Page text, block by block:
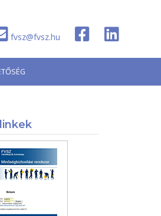
fvsz@fvsz.hu